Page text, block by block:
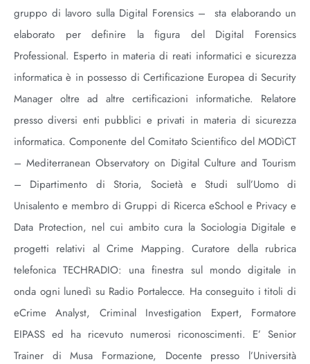
gruppo di lavoro sulla Digital Forensics – sta elaborando un
elaborato per definire la figura del Digital Forensics
Professional. Esperto in materia di reati informatici e sicurezza
informatica è in possesso di Certificazione Europea di Security
Manager oltre ad altre certificazioni informatiche. Relatore
presso diversi enti pubblici e privati in materia di sicurezza
informatica. Componente del Comitato Scientifico del MODìCT
– Mediterranean Observatory on Digital Culture and Tourism
– Dipartimento di Storia, Società e Studi sull’Uomo di
Unisalento e membro di Gruppi di Ricerca eSchool e Privacy e
Data Protection, nel cui ambito cura la Sociologia Digitale e
progetti relativi al Crime Mapping. Curatore della rubrica
telefonica TECHRADIO: una finestra sul mondo digitale in
onda ogni lunedì su Radio Portalecce. Ha conseguito i titoli di
eCrime Analyst, Criminal Investigation Expert, Formatore
EIPASS ed ha ricevuto numerosi riconoscimenti. E’ Senior
Trainer di Musa Formazione, Docente presso l’Università